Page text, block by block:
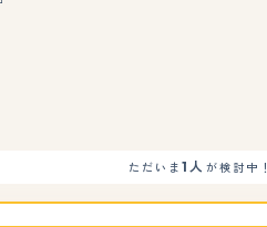
ただいま1人 が検討中！